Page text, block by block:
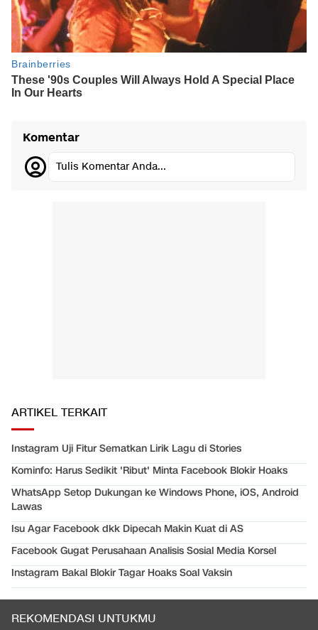
Komentar
Tulis Komentar Anda...
ARTIKEL TERKAIT
Instagram Uji Fitur Sematkan Lirik Lagu di Stories
Kominfo: Harus Sedikit 'Ribut' Minta Facebook Blokir Hoaks
WhatsApp Setop Dukungan ke Windows Phone, iOS, Android
Lawas
Isu Agar Facebook dkk Dipecah Makin Kuat di AS
Facebook Gugat Perusahaan Analisis Sosial Media Korsel
Instagram Bakal Blokir Tagar Hoaks Soal Vaksin
REKOMENDASI UNTUKMU